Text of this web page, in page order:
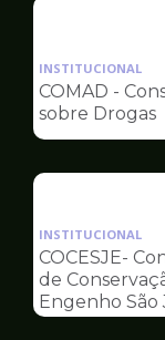
INSTITUCIONAL
COMAD -
sobre Drogas
INSTITUCIONAL
COCESJE-
de
Engenho São